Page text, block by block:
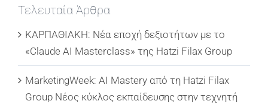
Τελευταία Άρθρα
ΚΑΡΠΑΘΙΑΚΗ: Νέα εποχή δεξιοτήτων με το
«Claude AI Masterclass» της Hatzi Filax Group
MarketingWeek: AI Mastery από τη Hatzi Filax
Group Νέος κύκλος εκπαίδευσης στην τεχνητή